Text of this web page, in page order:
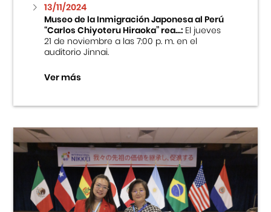
Fondo Editorial
Teatro Peruano Japonés
13/11/2024
Museo de la Inmigración Japonesa al Perú
“Carlos Chiyoteru Hiraoka” rea...:El jueves
21 de noviembre a las 7:00 p. m. en el
auditorio Jinnai.
Ver más